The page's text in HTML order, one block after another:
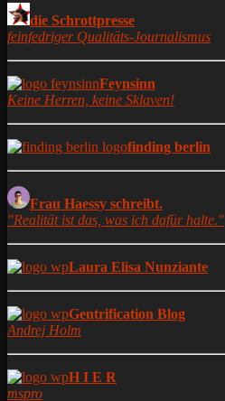
die Schrottpresse
feinfedriger Qualitäts-Journalismus
Feynsinn
Keine Herren, keine Sklaven!
finding berlin
Frau Haessy schreibt.
"Realität ist das, was ich dafür halte."
Laura Elisa Nunziante
Gentrification Blog
Andrej Holm
H I E R
mspro